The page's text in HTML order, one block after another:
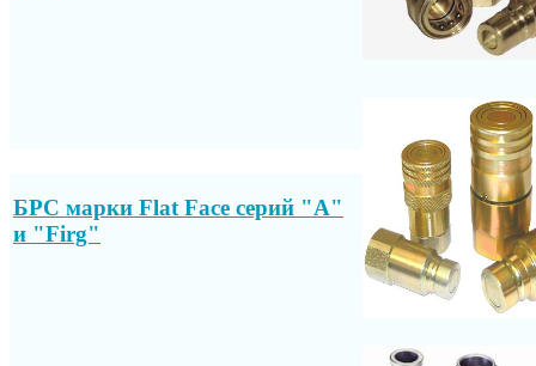
БРС марки Flat Face серий "А"
и "Firg"